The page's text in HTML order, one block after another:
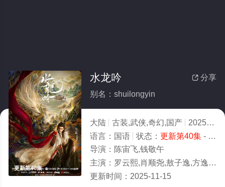
更新第40集
 分享
水龙吟
别名：shuilongyin
大陆 古装,武侠,奇幻,国产 2025
2.0
语言： 国语 状态： 更新第40集- 免费在线观看
导演： 陈宙飞,钱敬午
主演： 罗云熙,肖顺尧,敖子逸,方逸伦,包上恩,陈瑶,林允,徐正溪,王以纶,谢彬彬,姜贞羽,白澍,李家豪,杨仕泽,常华森,夏之光,张芷
更新时间： 2025-11-15